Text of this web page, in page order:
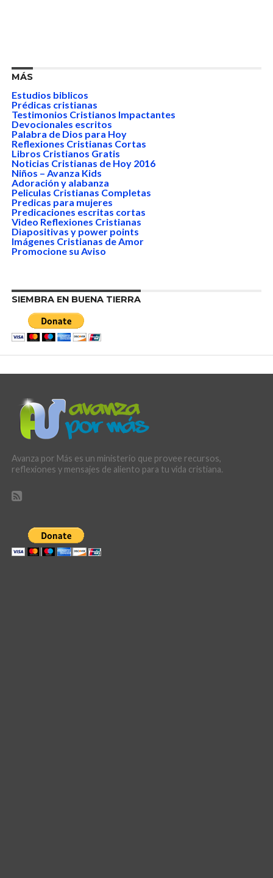
MÁS
Estudios biblicos
Prédicas cristianas
Testimonios Cristianos Impactantes
Devocionales escritos
Palabra de Dios para Hoy
Reflexiones Cristianas Cortas
Libros Cristianos Gratis
Noticias Cristianas de Hoy 2016
Niños – Avanza Kids
Adoración y alabanza
Peliculas Cristianas Completas
Predicas para mujeres
Predicaciones escritas cortas
Video Reflexiones Cristianas
Diapositivas y power points
Imágenes Cristianas de Amor
Promocione su Aviso
SIEMBRA EN BUENA TIERRA
Avanza por Más es un ministerio que provee recursos,
reflexiones y mensajes de aliento para tu vida cristiana.